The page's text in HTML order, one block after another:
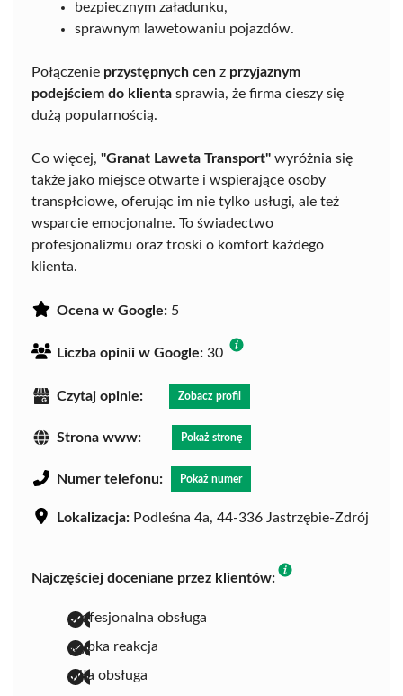
bezpiecznym załadunku,
sprawnym lawetowaniu pojazdów.
Połączenie przystępnych cen z przyjaznym
podejściem do klienta sprawia, że firma cieszy się
dużą popularnością.
Co więcej, "Granat Laweta Transport" wyróżnia się
także jako miejsce otwarte i wspierające osoby
transpłciowe, oferując im nie tylko usługi, ale też
wsparcie emocjonalne. To świadectwo
profesjonalizmu oraz troski o komfort każdego
klienta.
Ocena w Google: 5
Liczba opinii w Google: 30
Czytaj opinie: Zobacz profil
Strona www: Pokaż stronę
Numer telefonu: Pokaż numer
Lokalizacja: Podleśna 4a, 44-336 Jastrzębie-Zdrój
Najczęściej doceniane przez klientów:
profesjonalna obsługa
szybka reakcja
miła obsługa